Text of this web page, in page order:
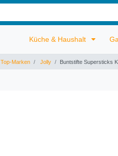
Küche & Haushalt
Top-Marken Jolly Buntstifte Supersticks